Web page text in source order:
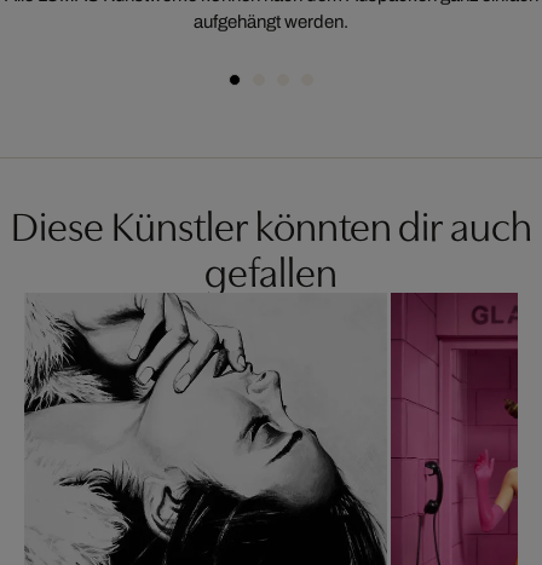
aufgehängt werden.
Diese Künstler könnten dir auch
gefallen